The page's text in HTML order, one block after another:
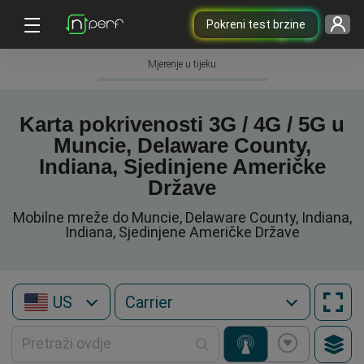
Pokreni test brzine
Mjerenje u tijeku
Karta pokrivenosti 3G / 4G / 5G u
Muncie, Delaware County,
Indiana, Sjedinjene Američke
Države
Mobilne mreže do Muncie, Delaware County, Indiana,
Indiana, Sjedinjene Američke Države
US